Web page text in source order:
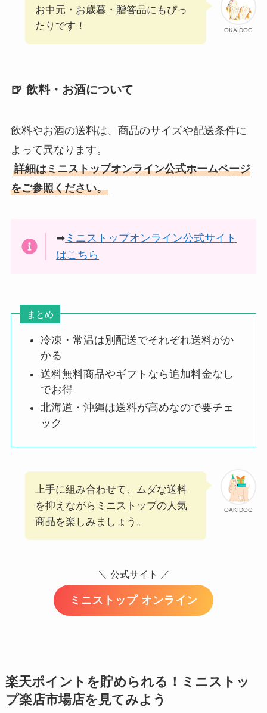
OKAIDOG
お中元・お歳暮・贈答品にもぴっ
たりです！
🍺 飲料・お酒について
飲料やお酒の送料は、商品のサイズや配送条件に
よって異なります。
詳細はミニストップオンライン公式ホームページ
をご参照ください。
➡︎ ミニストップオンライン公式サイト
はこちら
まとめ
冷凍・常温は別配送でそれぞれ送料がか
かる
送料無料商品やギフトなら追加料金なし
でお得
北海道・沖縄は送料が高めなので要チェ
ック
OAKIDOG
上手に組み合わせて、ムダな送料
を抑えながらミニストップの人気
商品を楽しみましょう。
＼ 公式サイト ／
ミニストップ オンライン
楽天ポイントを貯められる！ミニストッ
プ楽店市場店を見てみよう